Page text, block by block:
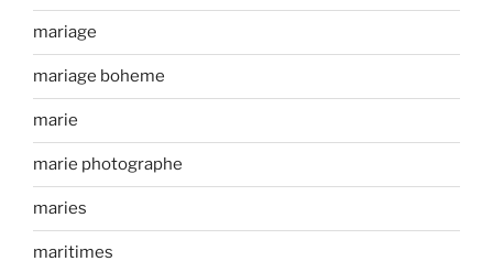
mariage
mariage boheme
marie
marie photographe
maries
maritimes